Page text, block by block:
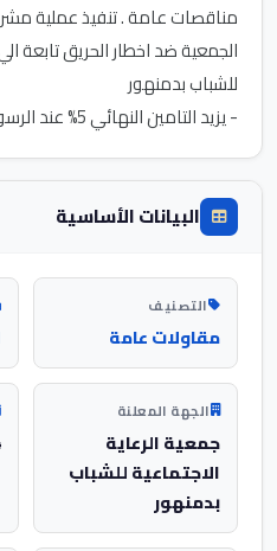
مناقصات عامة . تنفيذ عملية
الجمعية ضد اخطار الحريق تابعة
- يزيد التامين النهائي 5% عند الرسو
البيانات الأساسية
التصنيف
مقاولات عامة
الجهة المعلنة
جمعية الرعاية
الاجتماعية للشباب
بدمنهور